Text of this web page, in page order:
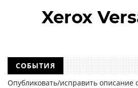
Xerox
СОБЫТИЯ
Опубликовать/исправить